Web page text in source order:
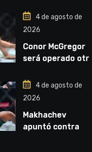
“Van a ver en qué
liga competirá”
4 de agosto de
2026
Conor McGregor
será operado otra
cirugía número
cinco”
4 de agosto de
2026
Makhachev
apuntó contra